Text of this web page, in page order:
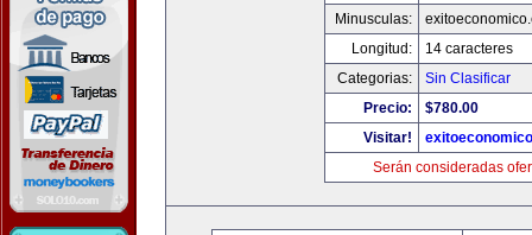
Minusculas:
Longitud:
14 caracteres
Categorias:
Sin Clasificar
Precio:
$780.00
Visitar!
Serán consideradas